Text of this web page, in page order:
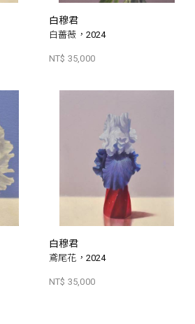
白穆君
白薔薇，2024
NT$ 35,000
白穆君
鳶尾花，2024
NT$ 35,000